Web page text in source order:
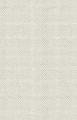
府県別電力需要 東京
府県別電力需要 神奈川